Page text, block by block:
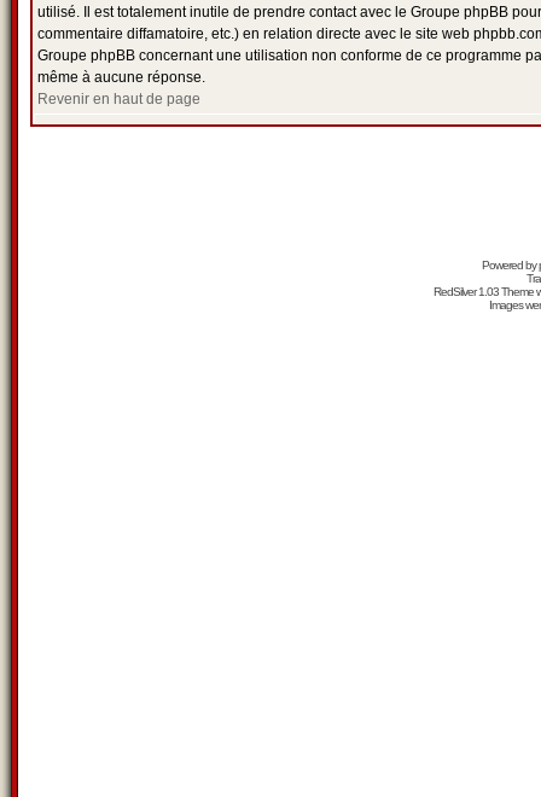
utilisé. Il est totalement inutile de prendre contact avec le Groupe phpBB
commentaire diffamatoire, etc.) en relation directe avec le site web
Groupe phpBB concernant une utilisation non conforme de ce programme
même à aucune réponse.
Revenir en haut de page
Powered by
RedSilver 1.03 Theme
Images